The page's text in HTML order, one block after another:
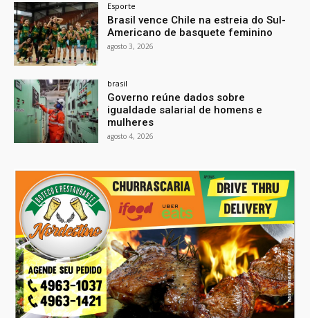
Esporte
Brasil vence Chile na estreia do Sul-
Americano de basquete feminino
agosto 3, 2026
brasil
Governo reúne dados sobre
igualdade salarial de homens e
mulheres
agosto 4, 2026